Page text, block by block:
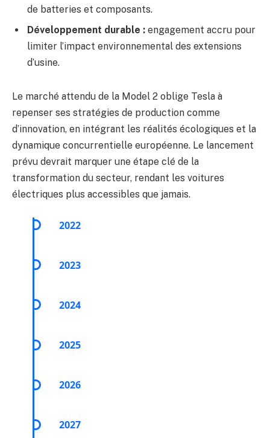
de batteries et composants.
Développement durable : engagement accru pour
limiter l’impact environnemental des extensions
d’usine.
Le marché attendu de la Model 2 oblige Tesla à
repenser ses stratégies de production comme
d’innovation, en intégrant les réalités écologiques et la
dynamique concurrentielle européenne. Le lancement
prévu devrait marquer une étape clé de la
transformation du secteur, rendant les voitures
électriques plus accessibles que jamais.
2022
2023
2024
2025
2026
2027